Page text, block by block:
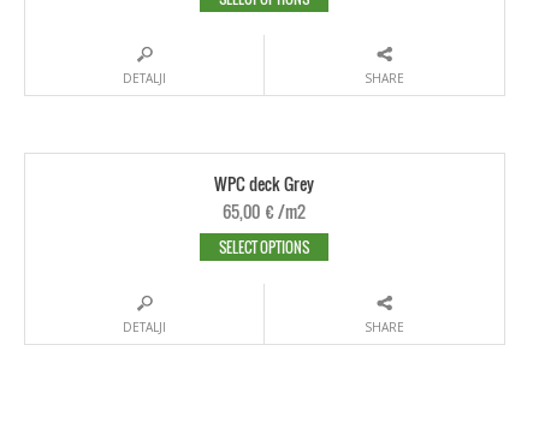
DETALJI SHARE
WPC deck Grey
65,00 €/m2
SELECT OPTIONS
DETALJI SHARE